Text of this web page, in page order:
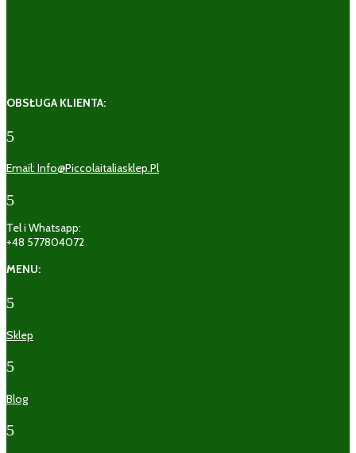
OBSŁUGA KLIENTA:
5
Email: Info@piccolaitaliasklep.pl
5
Tel i Whatsapp:
+48 577804072
MENU:
5
Sklep
5
Blog
5